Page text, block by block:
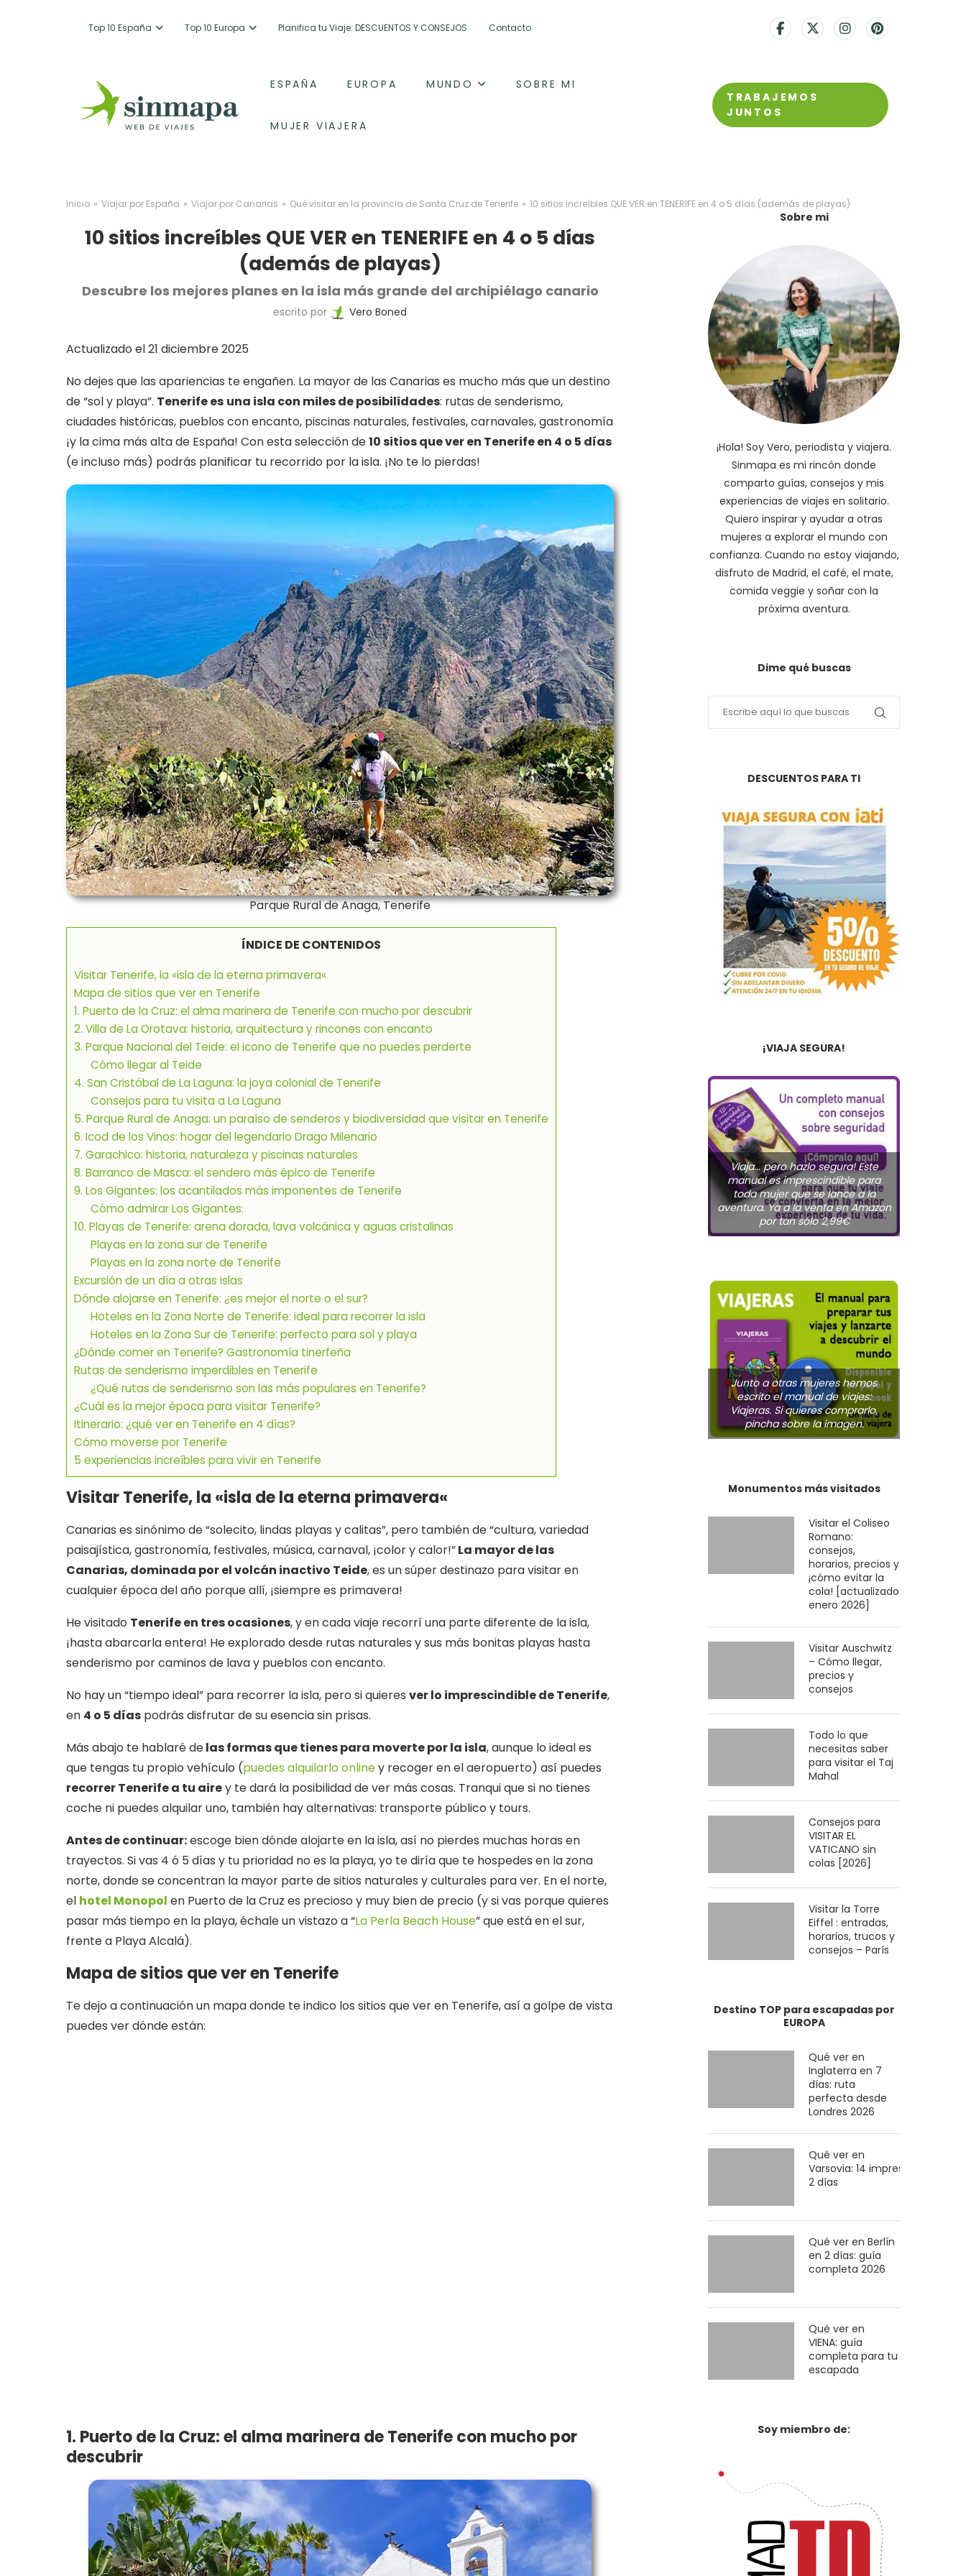
Top 10 España Top 10 Europa Planifica tu Viaje: DESCUENTOS Y CONSEJOS Contacto
ESPAÑA EUROPA MUNDO SOBRE MI
MUJER VIAJERA
TRABAJEMOS
JUNTOS
Inicio » Viajar por España » Viajar por Canarias » Qué visitar en la provincia de Santa Cruz de Tenerife » 10 sitios increíbles QUE VER en TENERIFE en 4 o 5 días (además de playas)
10 sitios increíbles QUE VER en TENERIFE en 4 o 5 días
(además de playas)
Descubre los mejores planes en la isla más grande del archipiélago canario
escrito por Vero Boned
Actualizado el 21 diciembre 2025
No dejes que las apariencias te engañen. La mayor de las Canarias es mucho más que un destino
de “sol y playa”. Tenerife es una isla con miles de posibilidades: rutas de senderismo,
ciudades históricas, pueblos con encanto, piscinas naturales, festivales, carnavales, gastronomía
¡y la cima más alta de España! Con esta selección de10 sitios que ver en Tenerife en 4 o 5 días
(e incluso más) podrás planificar tu recorrido por la isla. ¡No te lo pierdas!
Parque Rural de Anaga, Tenerife
ÍNDICE DE CONTENIDOS
Visitar Tenerife, la «isla de la eterna primavera«
Mapa de sitios que ver en Tenerife
1. Puerto de la Cruz: el alma marinera de Tenerife con mucho por descubrir
2. Villa de La Orotava: historia, arquitectura y rincones con encanto
3. Parque Nacional del Teide: el icono de Tenerife que no puedes perderte
Cómo llegar al Teide
4. San Cristóbal de La Laguna: la joya colonial de Tenerife
Consejos para tu visita a La Laguna
5. Parque Rural de Anaga: un paraíso de senderos y biodiversidad que visitar en Tenerife
6. Icod de los Vinos: hogar del legendario Drago Milenario
7. Garachico: historia, naturaleza y piscinas naturales
8. Barranco de Masca: el sendero más épico de Tenerife
9. Los Gigantes: los acantilados más imponentes de Tenerife
Cómo admirar Los Gigantes:
10. Playas de Tenerife: arena dorada, lava volcánica y aguas cristalinas
Playas en la zona sur de Tenerife
Playas en la zona norte de Tenerife
Excursión de un día a otras islas
Dónde alojarse en Tenerife: ¿es mejor el norte o el sur?
Hoteles en la Zona Norte de Tenerife: ideal para recorrer la isla
Hoteles en la Zona Sur de Tenerife: perfecto para sol y playa
¿Dónde comer en Tenerife? Gastronomía tinerfeña
Rutas de senderismo imperdibles en Tenerife
¿Qué rutas de senderismo son las más populares en Tenerife?
¿Cuál es la mejor época para visitar Tenerife?
Itinerario: ¿qué ver en Tenerife en 4 días?
Cómo moverse por Tenerife
5 experiencias increíbles para vivir en Tenerife
Visitar Tenerife, la «isla de la eterna primavera«
Canarias es sinónimo de “solecito, lindas playas y calitas”, pero también de “cultura, variedad
paisajística, gastronomía, festivales, música, carnaval, ¡color y calor!”La mayor de las
Canarias, dominada por el volcán inactivo Teide, es un súper destinazo para visitar en
cualquier época del año porque allí, ¡siempre es primavera!
He visitado Tenerife en tres ocasiones, y en cada viaje recorrí una parte diferente de la isla,
¡hasta abarcarla entera! He explorado desde rutas naturales y sus más bonitas playas hasta
senderismo por caminos de lava y pueblos con encanto.
No hay un “tiempo ideal” para recorrer la isla, pero si quieres ver lo imprescindible de Tenerife,
en 4 o 5 días podrás disfrutar de su esencia sin prisas.
Más abajo te hablaré delas formas que tienes para moverte por la isla, aunque lo ideal es
que tengas tu propio vehículo (puedes alquilarlo onliney recoger en el aeropuerto) así puedes
recorrer Tenerife a tu airey te dará la posibilidad de ver más cosas. Tranqui que si no tienes
coche ni puedes alquilar uno, también hay alternativas: transporte público y tours.
Antes de continuar:escoge bien dónde alojarte en la isla, así no pierdes muchas horas en
trayectos. Si vas 4 ó 5 días y tu prioridad no es la playa, yo te diría que te hospedes en la zona
norte, donde se concentran la mayor parte de sitios naturales y culturales para ver. En el norte,
el hotel Monopol en Puerto de la Cruz es precioso y muy bien de precio (y si vas porque quieres
pasar más tiempo en la playa, échale un vistazo a “La Perla Beach House” que está en el sur,
frente a Playa Alcalá).
Mapa de sitios que ver en Tenerife
Te dejo a continuación un mapa donde te indico los sitios que ver en Tenerife, así a golpe de vista
puedes ver dónde están:
1. Puerto de la Cruz: el alma marinera de Tenerife con mucho por
descubrir
Sobre mi
¡Hola! Soy Vero, periodista y viajera.
Sinmapa es mi rincón donde
comparto guías, consejos y mis
experiencias de viajes en solitario.
Quiero inspirar y ayudar a otras
mujeres a explorar el mundo con
confianza. Cuando no estoy viajando,
disfruto de Madrid, el café, el mate,
comida veggie y soñar con la
próxima aventura.
Dime qué buscas
DESCUENTOS PARA TI
¡VIAJA SEGURA!
Viaja... pero hazlo segura! Este
manual es imprescindible para
toda mujer que se lance a la
aventura. Ya a la venta en Amazon
por tan sólo 2,99€
Junto a otras mujeres hemos
escrito el manual de viajes:
Viajeras. Si quieres comprarlo,
pincha sobre la imagen.
Monumentos más visitados
Visitar el Coliseo
Romano:
consejos,
horarios, precios y
¡cómo evitar la
cola! [actualizado
enero 2026]
Visitar Auschwitz
– Cómo llegar,
precios y
consejos
Todo lo que
necesitas saber
para visitar el Taj
Mahal
Consejos para
VISITAR EL
VATICANO sin
colas [2026]
Visitar la Torre
Eiffel : entradas,
horarios, trucos y
consejos – París
Destino TOP para escapadas por
EUROPA
Qué ver en
Inglaterra en 7
días: ruta
perfecta desde
Londres 2026
Qué ver en
Varsovia: 14 imprescindibles en
2 días
Qué ver en Berlín
en 2 días: guía
completa 2026
Qué ver en
VIENA: guía
completa para tu
escapada
Soy miembro de: